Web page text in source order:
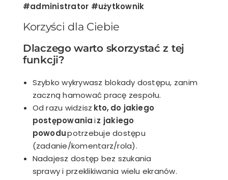
#administrator #użytkownik
Korzyści dla Ciebie
Dlaczego warto skorzystać z tej
funkcji?
Szybko wykrywasz blokady dostępu, zanim
zaczną hamować pracę zespołu.
Od razu widzisz kto, do jakiego
postępowaniaiz jakiego
powodupotrzebuje dostępu
(zadanie/komentarz/rola).
Nadajesz dostęp bez szukania
sprawy i przeklikiwania wielu ekranów.